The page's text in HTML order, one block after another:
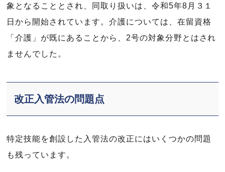
象となることとされ、同取り扱いは、令和5年8月３１
日から開始されています。介護については、在留資格
「介護」が既にあることから、2号の対象分野とはされ
ませんでした。
改正入管法の問題点
特定技能を創設した入管法の改正にはいくつかの問題
も残っています。